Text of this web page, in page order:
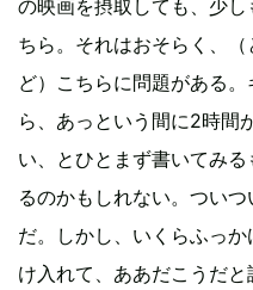
の映画を摂取しても、少
ちら。それはおそらく、
ど）こちらに問題がある
ら、あっという間に2時間
い、とひとまず書いてみ
るのかもしれない。つい
だ。しかし、いくらふっ
け入れて、ああだこうだ